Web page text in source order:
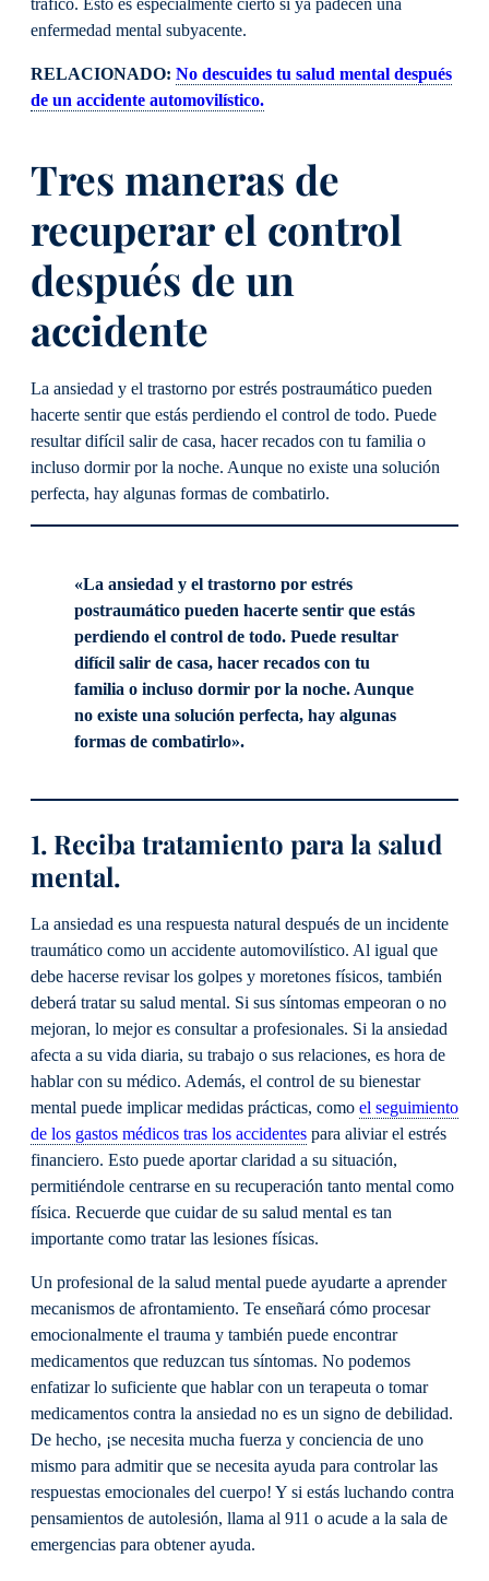
tráfico. Esto es especialmente cierto si ya padecen una
enfermedad mental subyacente.
RELACIONADO: No descuides tu salud mental después
de un accidente automovilístico.
Tres maneras de
recuperar el control
después de un
accidente
La ansiedad y el trastorno por estrés postraumático pueden
hacerte sentir que estás perdiendo el control de todo. Puede
resultar difícil salir de casa, hacer recados con tu familia o
incluso dormir por la noche. Aunque no existe una solución
perfecta, hay algunas formas de combatirlo.
«La ansiedad y el trastorno por estrés
postraumático pueden hacerte sentir que estás
perdiendo el control de todo. Puede resultar
difícil salir de casa, hacer recados con tu
familia o incluso dormir por la noche. Aunque
no existe una solución perfecta, hay algunas
formas de combatirlo».
1. Reciba tratamiento para la salud
mental.
La ansiedad es una respuesta natural después de un incidente
traumático como un accidente automovilístico. Al igual que
debe hacerse revisar los golpes y moretones físicos, también
deberá tratar su salud mental. Si sus síntomas empeoran o no
mejoran, lo mejor es consultar a profesionales. Si la ansiedad
afecta a su vida diaria, su trabajo o sus relaciones, es hora de
hablar con su médico. Además, el control de su bienestar
mental puede implicar medidas prácticas, como el seguimiento
de los gastos médicos tras los accidentes para aliviar el estrés
financiero. Esto puede aportar claridad a su situación,
permitiéndole centrarse en su recuperación tanto mental como
física. Recuerde que cuidar de su salud mental es tan
importante como tratar las lesiones físicas.
Un profesional de la salud mental puede ayudarte a aprender
mecanismos de afrontamiento. Te enseñará cómo procesar
emocionalmente el trauma y también puede encontrar
medicamentos que reduzcan tus síntomas. No podemos
enfatizar lo suficiente que hablar con un terapeuta o tomar
medicamentos contra la ansiedad no es un signo de debilidad.
De hecho, ¡se necesita mucha fuerza y conciencia de uno
mismo para admitir que se necesita ayuda para controlar las
respuestas emocionales del cuerpo! Y si estás luchando contra
pensamientos de autolesión, llama al 911 o acude a la sala de
emergencias para obtener ayuda.